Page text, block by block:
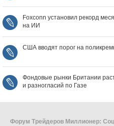
Foxconn установил рекорд
на ИИ
США вводят порог на
Фондовые рынки Британии
и разногласий по Газе
Форум Трейдеров Миллионер: